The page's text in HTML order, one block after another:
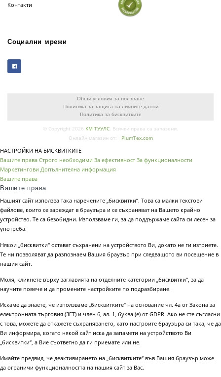
Контакти
Социални мрежи
Общи условия за ползване
Политика за защита на личните данни
Политика за бисквитките
© Copyright 2026 КМ ТУУЛС. Всички права са запазени.
Онлайн магазин от:
PlumTex.com
НАСТРОЙКИ НА БИСКВИТКИТЕ
Вашите права Строго необходими За ефективност За функционалности
Маркетингови Допълнителна информация
Вашите права
Вашите права
Нашият сайт използва така наречените „бисквитки“. Това са малки текстови
файлове, които се зареждат в браузъра и се съхраняват на Вашето крайно
устройство. Те са безобидни. Използваме ги, за да поддържаме сайта си лесен за
употреба.
Някои „бисквитки“ остават съхранени на устройството Ви, докато не ги изтриете.
Те ни позволяват да разпознаем Вашия браузър при следващото ви посещение в
нашия сайт.
Моля, кликнете върху заглавията на отделните категории „бисквитки“, за да
научите повече и да промените настройките по подразбиране.
Искаме да знаете, че използваме „бисквитките“ на основание чл. 4а от Закона за
електронната търговия (ЗЕТ) и член 6, ал. 1, буква (е) от GDPR. Ако не сте съгласни
с това, можете да откажете съхраняването, като настроите браузъра си така, че да
Ви информира, когато някой сайт иска да запамети на устройството Ви
„бисквитки“, а Вие съответно да ги приемате или не.
Имайте предвид, че деактивирането на „бисквитките“ във Вашия браузър може
да ограничи функционалността на нашия сайт за Вас.